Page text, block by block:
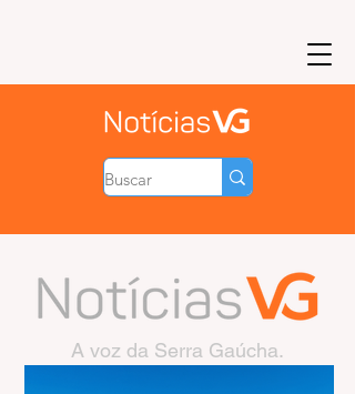
A voz da Serra Gaúcha.